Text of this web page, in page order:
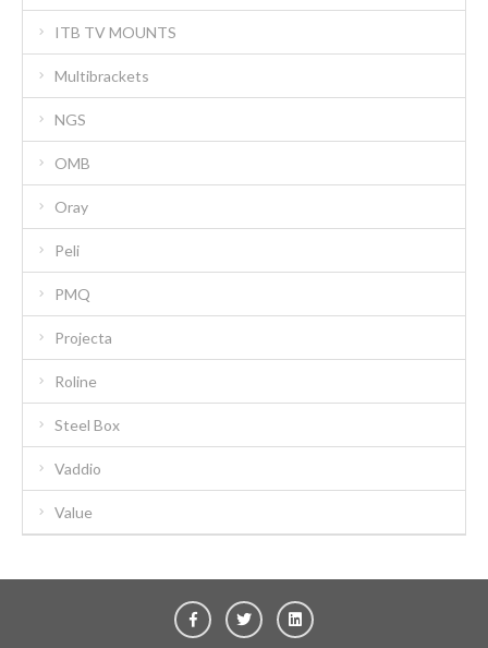
ITB TV MOUNTS
Multibrackets
NGS
OMB
Oray
Peli
PMQ
Projecta
Roline
Steel Box
Vaddio
Value